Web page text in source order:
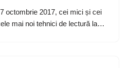
octombrie 2017, cei mici și cei
mai noi tehnici de lectură la…